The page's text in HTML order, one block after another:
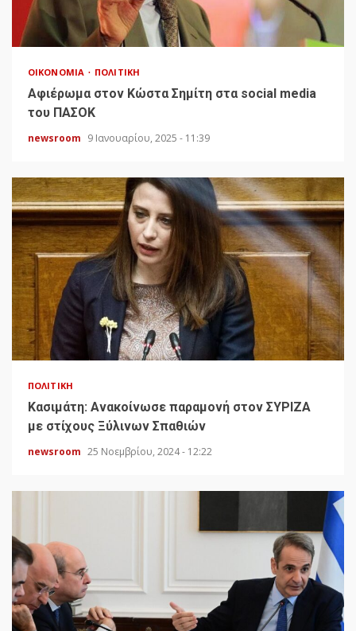
ΟΙΚΟΝΟΜΊΑ ΠΟΛΙΤΙΚΉ
Αφιέρωμα στον Κώστα Σημίτη στα social media
του ΠΑΣΟΚ
newsroom 9 Ιανουαρίου, 2025 - 11:39
ΠΟΛΙΤΙΚΉ
Κασιμάτη: Ανακοίνωσε παραμονή στον ΣΥΡΙΖΑ
με στίχους Ξύλινων Σπαθιών
newsroom 25 Νοεμβρίου, 2024 - 12:22